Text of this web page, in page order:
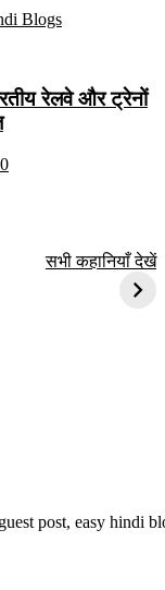
रेलवे और ट्रेनों
0
ऐतिहासिक स्थान
सभी कहानियाँ देखें